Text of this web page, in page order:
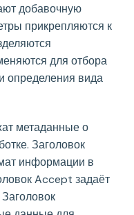
добавочную
прикрепляются к
для отбора
определения вида
метаданные о
Заголовок
информации в
Accept задаёт